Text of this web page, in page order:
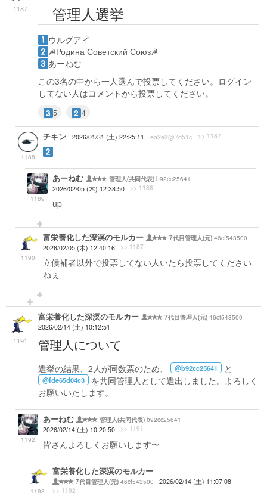
1187 管理人選挙
ウルグアイ
☭Родина Советский Союз☭
あーねむ
この3名の中から一人選んで投票してください。ログイン
してない人はコメントから投票してください。
5 4
1188
チキン 2026/01/31 (土) 22:25:11 ea2e2@7d51c >> 1187
1189
あーねむ 管理人(共同代表) b92cc25641
2026/02/05 (木) 12:38:50
>> 1188
up
1190
富栄養化した深溟のモルカー 7代目管理人(元) 46cf543500
2026/02/05 (木) 12:40:16
>> 1187
立候補者以外で投票してない人いたら投票してください
ねぇ
1191
富栄養化した深溟のモルカー 7代目管理人(元) 46cf543500
2026/02/14 (土) 10:12:51
管理人について
選挙の結果、2人が同数票のため、 @b92cc25641 と
@fde65d04c3
を共同管理人として選出しました。よろしく
お願いいたします。
1192
あーねむ 管理人(共同代表) b92cc25641
2026/02/14 (土) 10:20:50
>> 1191
皆さんよろしくお願いします〜
富栄養化した深溟のモルカー
7代目管理人(元) 46cf543500 2026/02/14 (土) 11:07:08
>> 1192